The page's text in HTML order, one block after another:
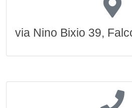
via Nino Bixio 39,